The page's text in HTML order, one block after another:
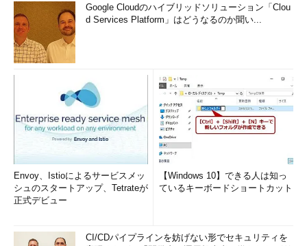
// 定義したロールのIDを出力（割り当て時に利用）
output
definedRoleId string=roleDefine .name
【Bicep】カスタムロールを作成する（roledefine.bicep）
※Microsoftのレファレンス：
アクセス許可の名称
「targetScope = 'subscription'」は、スコープをサブスクリ
プションにする、すなわちサブスクリプションに対してリソース
（カスタムロール）をデプロイすることを意味する。
アクセス許可はパラメーター「 actions 」の配列に列挙する。
「Microsoft.
載されている。他の許可を追加する場合は、このページを参照し
Google Cloudのハイブリッドソリューション「Clou
d Services Platform」はどうなるのか聞い...
Envoy、Istioによるサービスメッ
シュのスタートアップ、Tetrateが
正式デビュー
【Windows 10】できる人は知っ
ているキーボードショートカット
CI/CDパイプラインを妨げない形でセキュリティを